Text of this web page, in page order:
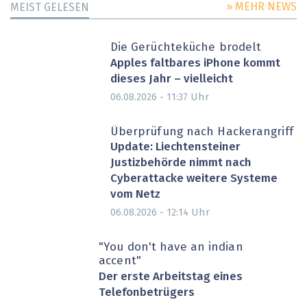
MEIST GELESEN » MEHR NEWS
Die Gerüchteküche brodelt
Apples faltbares iPhone kommt
dieses Jahr – vielleicht
06.08.2026 - 11:37 Uhr
Überprüfung nach Hackerangriff
Update: Liechtensteiner
Justizbehörde nimmt nach
Cyberattacke weitere Systeme
vom Netz
06.08.2026 - 12:14 Uhr
"You don't have an indian
accent"
Der erste Arbeitstag eines
Telefonbetrügers